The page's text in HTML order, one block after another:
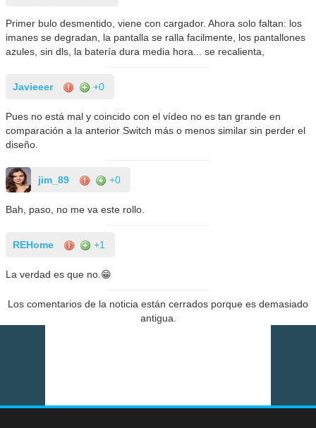
Primer bulo desmentido, viene con cargador. Ahora solo faltan: los
imanes se degradan, la pantalla se ralla facilmente, los pantallones
azules, sin dls, la batería dura media hora... se recalienta,
Javieeer +0
Pues no está mal y coincido con el vídeo no es tan grande en
comparación a la anterior Switch más o menos similar sin perder el
diseño.
jim_89 +0
Bah, paso, no me va este rollo.
REHome +1
La verdad es que no.😁
Los comentarios de la noticia están cerrados porque es demasiado
antigua.